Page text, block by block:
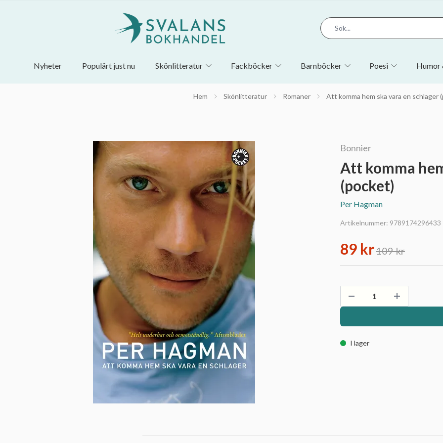
Nyheter Populärt just nu Skönlitteratur Fackböcker Barnböcker Poesi Humor
Hem Skönlitteratur Romaner Att komma hem ska vara en schlager
Bonnier
Att komma
(pocket)
Per Hagman
Artikelnummer: 9789174296433
89 kr109 kr
I lager